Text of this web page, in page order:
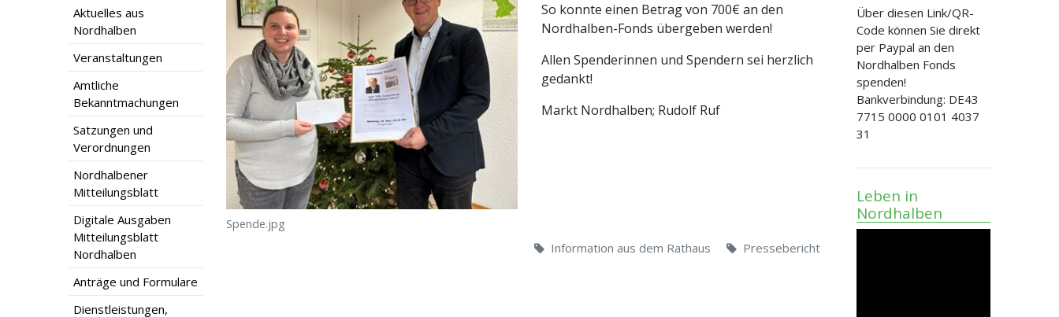
Aktuelles aus
Nordhalben
Veranstaltungen
Amtliche
Bekanntmachungen
Satzungen und
Verordnungen
Nordhalbener
Mitteilungsblatt
Digitale Ausgaben
Mitteilungsblatt
Nordhalben
Anträge und Formulare
Dienstleistungen,
Spende.jpg
So konnte einen Betrag von 700€ an den
Nordhalben-Fonds übergeben werden!
Allen Spenderinnen und Spendern sei herzlich
gedankt!
Markt Nordhalben; Rudolf Ruf
Information aus dem Rathaus Pressebericht
Über diesen Link/QR-
Code können Sie direkt
per Paypal an den
Nordhalben Fonds
spenden!
Bankverbindung: DE43
7715 0000 0101 4037
31
Leben in
Nordhalben